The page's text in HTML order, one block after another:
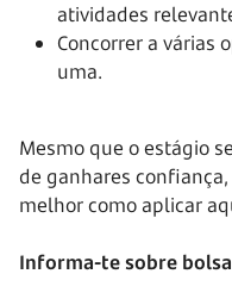
atividades
Concorrer a várias
uma.
Mesmo que o estágio
de ganhares
melhor como aplicar
Informa-te sobre